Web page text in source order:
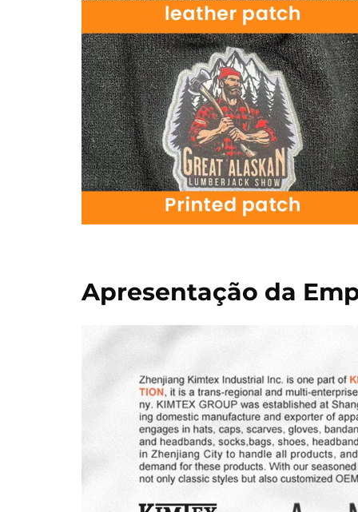
Apresentação da